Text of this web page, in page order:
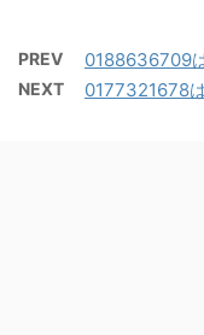
PREV 0188636709
NEXT 0177321678